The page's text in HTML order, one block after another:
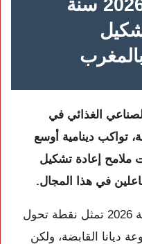
ريتا ماريا زنيبر: 2026 سنة
الغذائي في
تواكب دينامية أوسع
ملامح إعادة تشكيل
في هذا المجال.
وأوضحت، في هذا السياق، أن سنة 2026 تمثل نقطة تحول
ديانا القابضة، ولكن